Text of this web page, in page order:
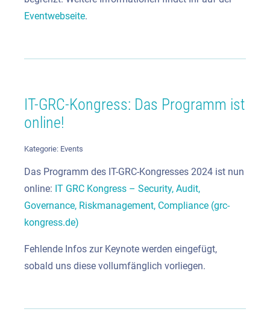
Eventwebseite.
IT-GRC-Kongress: Das Programm ist
online!
Kategorie: Events
Das Programm des IT-GRC-Kongresses 2024 ist nun
online: IT GRC Kongress – Security, Audit,
Governance, Riskmanagement, Compliance (grc-
kongress.de)
Fehlende Infos zur Keynote werden eingefügt,
sobald uns diese vollumfänglich vorliegen.